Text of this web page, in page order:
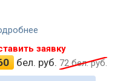
заявку
бел. руб. 72бел. руб.